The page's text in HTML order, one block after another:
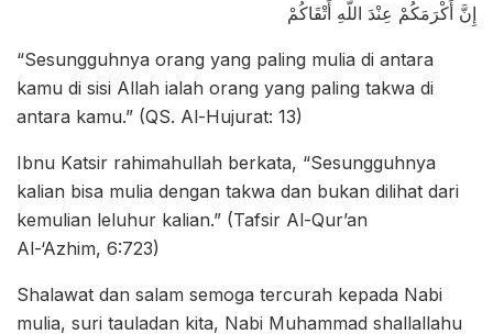
إِنَّ أَكْرَمَكُمْ عِنْدَ اللَّهِ أَتْقَاكُمْ
“Sesungguhnya orang yang paling mulia di antara
kamu di sisi Allah ialah orang yang paling takwa di
antara kamu.” (QS. Al-Hujurat: 13)
Ibnu Katsir rahimahullah berkata, “Sesungguhnya
kalian bisa mulia dengan takwa dan bukan dilihat dari
kemulian leluhur kalian.” (Tafsir Al-Qur’an
Al-‘Azhim, 6:723)
Shalawat dan salam semoga tercurah kepada Nabi
mulia, suri tauladan kita, Nabi Muhammad shallallahu